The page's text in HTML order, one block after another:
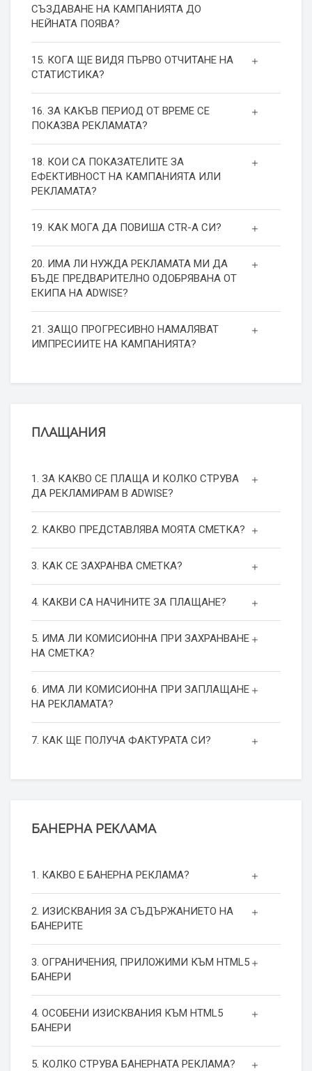
СЪЗДАВАНЕ НА КАМПАНИЯТА ДО
НЕЙНАТА ПОЯВА?
15. КОГА ЩЕ ВИДЯ ПЪРВО ОТЧИТАНЕ НА
СТАТИСТИКА?
16. ЗА КАКЪВ ПЕРИОД ОТ ВРЕМЕ СЕ
ПОКАЗВА РЕКЛАМАТА?
18. КОИ СА ПОКАЗАТЕЛИТЕ ЗА
ЕФЕКТИВНОСТ НА КАМПАНИЯТА ИЛИ
РЕКЛАМАТА?
19. КАК МОГА ДА ПОВИША СТR-А СИ?
20. ИМА ЛИ НУЖДА РЕКЛАМАТА МИ ДА
БЪДЕ ПРЕДВАРИТЕЛНО ОДОБРЯВАНА ОТ
ЕКИПА НА ADWISE?
21. ЗАЩО ПРОГРЕСИВНО НАМАЛЯВАТ
ИМПРЕСИИТЕ НА КАМПАНИЯТА?
ПЛАЩАНИЯ
1. ЗА КАКВО СЕ ПЛАЩА И КОЛКО СТРУВА
ДА РЕКЛАМИРАМ В ADWISE?
2. КАКВО ПРЕДСТАВЛЯВА МОЯТА СМЕТКА?
3. КАК СЕ ЗАХРАНВА СМЕТКА?
4. КАКВИ СА НАЧИНИТЕ ЗА ПЛАЩАНЕ?
5. ИМА ЛИ КОМИСИОННА ПРИ ЗАХРАНВАНЕ
НА СМЕТКА?
6. ИМА ЛИ КОМИСИОННА ПРИ ЗАПЛАЩАНЕ
НА РЕКЛАМАТА?
7. КАК ЩЕ ПОЛУЧА ФАКТУРАТА СИ?
БАНЕРНА РЕКЛАМА
1. КАКВО Е БАНЕРНА РЕКЛАМА?
2. ИЗИСКВАНИЯ ЗА СЪДЪРЖАНИЕТО НА
БАНЕРИТЕ
3. ОГРАНИЧЕНИЯ, ПРИЛОЖИМИ КЪМ HTML5
БАНЕРИ
4. ОСОБЕНИ ИЗИСКВАНИЯ КЪМ HTML5
БАНЕРИ
5. КОЛКО СТРУВА БАНЕРНАТА РЕКЛАМА?